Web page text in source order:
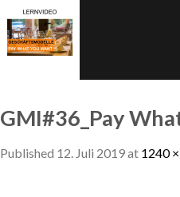
GMI#36_Pay
Published 12. Juli 2019at 1240